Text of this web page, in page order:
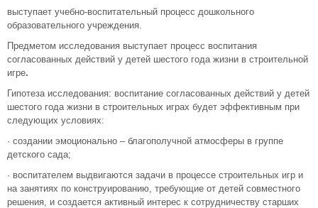
выступает учебно-воспитательный процесс дошкольного
образовательного учреждения.
Предметом исследования выступает процесс воспитания
согласованных действий у детей шестого года жизни в строительной
игре.
Гипотеза исследования: воспитание согласованных действий у детей
шестого года жизни в строительных играх будет эффективным при
следующих условиях:
· создании эмоционально – благополучной атмосферы в группе
детского сада;
· воспитателем выдвигаются задачи в процессе строительных игр и
на занятиях по конструированию, требующие от детей совместного
решения, и создается активный интерес к сотрудничеству старших